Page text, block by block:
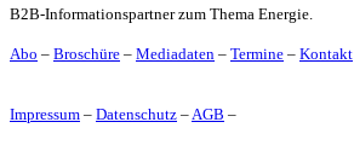
B2B-Informationspartner zum Thema Energie.
Abo – Broschüre – Mediadaten – Termine – Kontakt
Impressum – Datenschutz –AGB –